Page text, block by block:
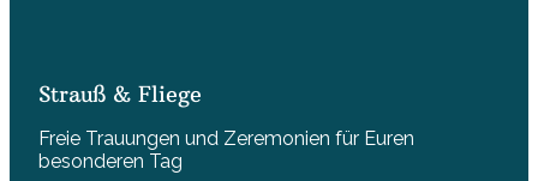
Strauß & Fliege
Freie Trauungen und Zeremonien für Euren
besonderen Tag